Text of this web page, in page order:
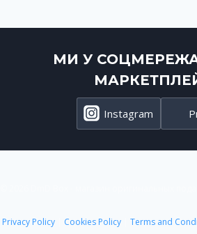
МИ У
Instagram
Privacy Policy Cookies Policy Terms and